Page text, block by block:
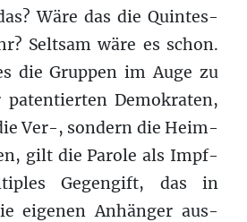
Wäre das die Quin­tes­
Seltsam wäre es schon.
die Gruppen im Auge zu
patentierten Demokraten,
Ver-, son­dern die Heim­
gilt die Parole als Impf­
Gegengift, das in
eige­nen Anhänger aus­